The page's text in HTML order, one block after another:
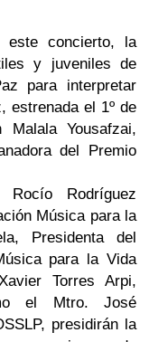
este concierto, la
y juveniles de
para interpretar
estrenada el 1º de
Yousafzai,
del Premio
Rocío Rodríguez
Música para la
Presidenta del
para la Vida
Torres Arpi,
el Mtro. José
presidirán la